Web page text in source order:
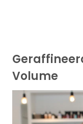
Volume